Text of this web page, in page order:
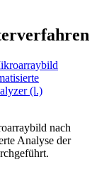
nach
Analyse der